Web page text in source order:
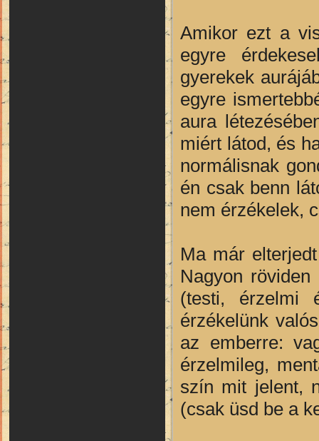
Amikor ezt a
egyre
gyerekek
egyre
aura
miért látod, és
normálisnak
én csak benn
nem érzékelek,
Ma már
Nagyon
(testi, érzelmi
érzékelünk
az emberre:
érzelmileg,
szín mit jelent,
(csak üsd be a